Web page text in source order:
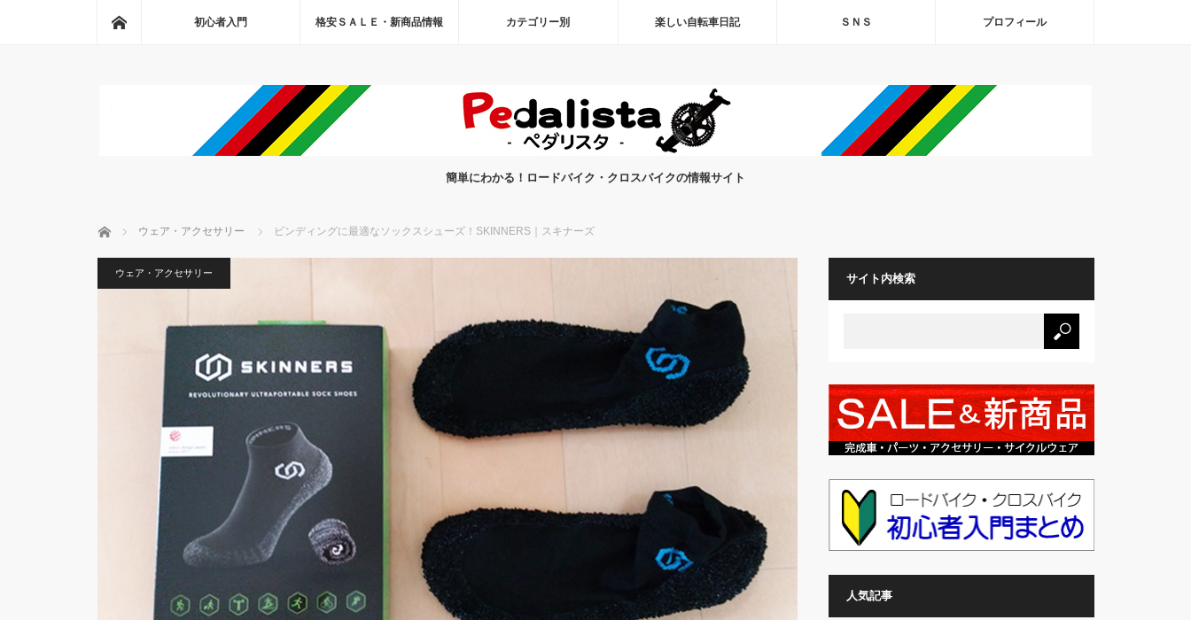
初心者入門 格安ＳＡＬＥ・新商品情報 カテゴリー別 楽しい自転車日記 ＳＮＳ プロフィール
簡単にわかる！ロードバイク・クロスバイクの情報サイト
ホーム ウェア・アクセサリー ビンディングに最適なソックスシューズ！SKINNERS｜スキナーズ
ウェア・アクセサリー サイト内検索
人気記事